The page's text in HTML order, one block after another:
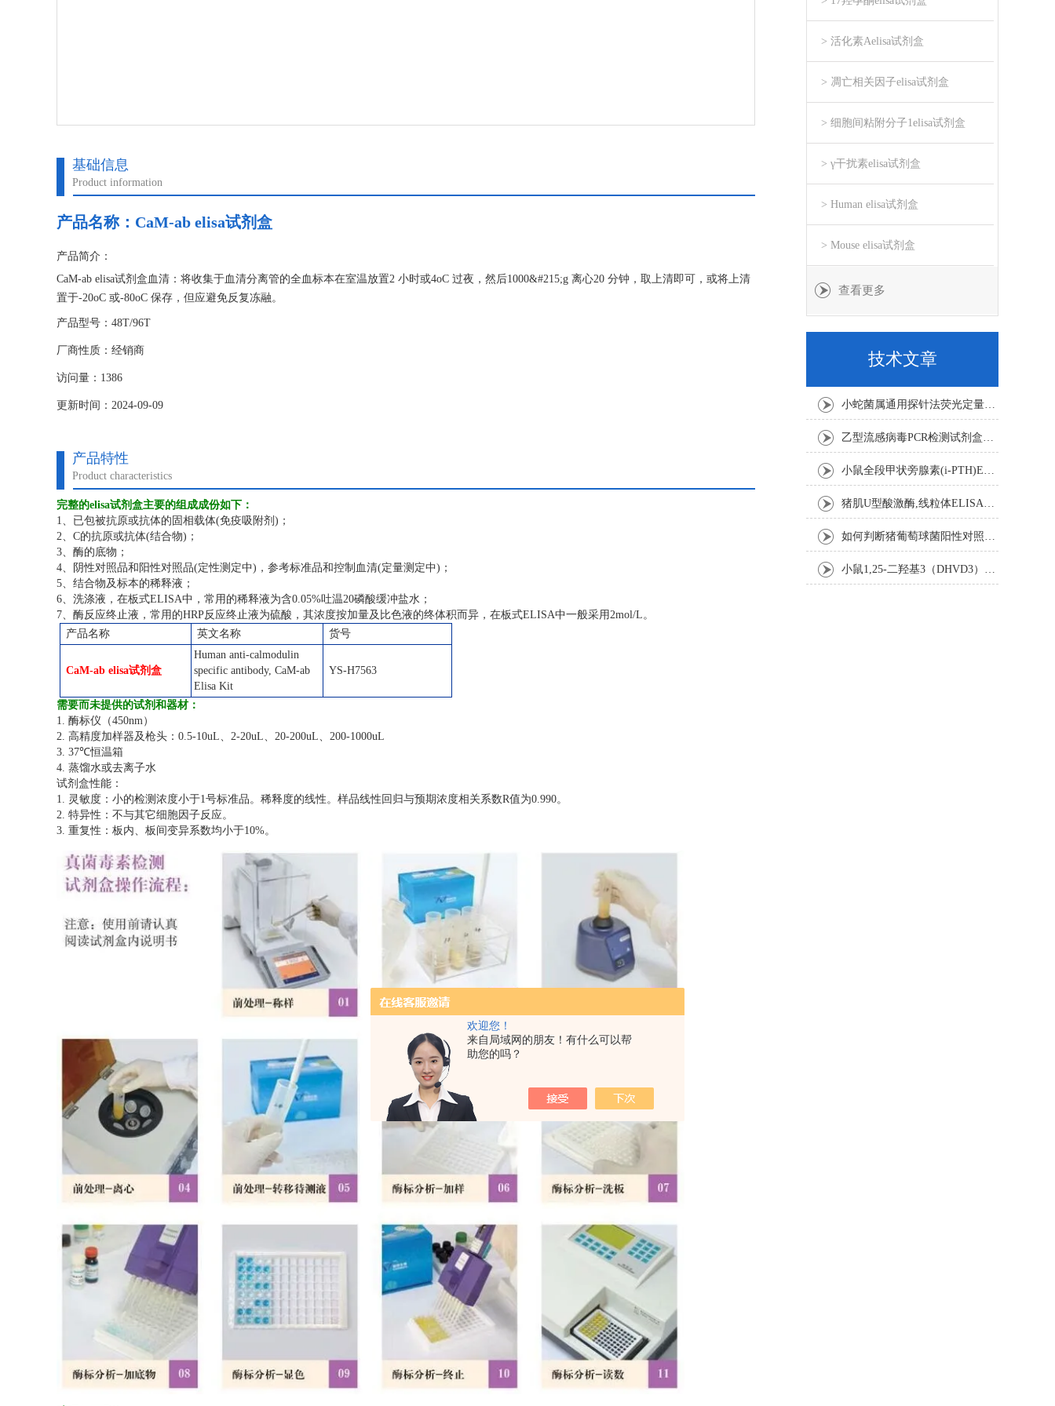
欢迎您！
来自局域网的朋友！有什么可以帮
助您的吗？
基础信息
Product information
产品名称： CaM-ab elisa试剂盒
产品简介：
CaM-ab elisa试剂盒血清：将收集于血清分离管的全血标本在室温放置2 小时或4oC 过夜，然后1000&#215;g 离心20 分钟，取上清即可，或将上清
置于-20oC 或-80oC 保存，但应避免反复冻融。
产品型号：48T/96T
厂商性质：经销商
访问量：1386
更新时间：2024-09-09
产品特性
Product characteristics
完整的elisa试剂盒主要的组成成份如下：
1、已包被抗原或抗体的固相载体(免疫吸附剂)；
2、C的抗原或抗体(结合物)；
3、酶的底物；
4、阴性对照品和阳性对照品(定性测定中)，参考标准品和控制血清(定量测定中)；
5、结合物及标本的稀释液；
6、洗涤液，在板式ELISA中，常用的稀释液为含0.05%吐温20磷酸缓冲盐水；
7、酶反应终止液，常用的HRP反应终止液为硫酸，其浓度按加量及比色液的终体积而异，在板式ELISA中一般采用2mol/L。
产品名称
英文名称 货号
CaM-ab elisa试剂盒
Human anti-calmodulin
specific antibody, CaM-ab
Elisa Kit
YS-H7563
需要而未提供的试剂和器材：
1. 酶标仪（450nm）
2. 高精度加样器及枪头：0.5-10uL、2-20uL、20-200uL、200-1000uL
3. 37℃恒温箱
4. 蒸馏水或去离子水
试剂盒性能：
1. 灵敏度：小的检测浓度小于1号标准品。稀释度的线性。样品线性回归与预期浓度相关系数R值为0.990。
2. 特异性：不与其它细胞因子反应。
3. 重复性：板内、板间变异系数均小于10%。
> 活化素Aelisa试剂盒
> 凋亡相关因子elisa试剂盒
> 细胞间粘附分子1elisa试剂盒
> γ干扰素elisa试剂盒
> Human elisa试剂盒
> Mouse elisa试剂盒
查看更多
技术文章
小蛇菌属通用探针法荧光定量PCR试剂盒实验注意事项
乙型流感病毒PCR检测试剂盒反应五要素
小鼠全段甲状旁腺素(i-PTH)ELISA试剂盒操作步骤
猪肌U型酸激酶,线粒体ELISA试剂盒注意事项
如何判断猪葡萄球菌阳性对照是否失效
小鼠1,25-二羟基3（DHVD3）elisa试剂盒操作步骤